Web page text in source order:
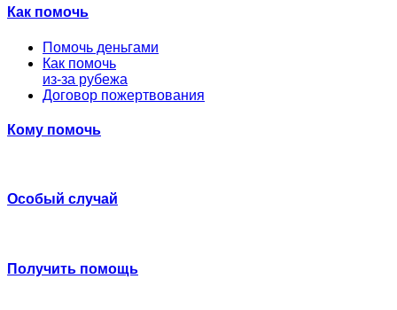
Как помочь
Помочь деньгами
Как помочь
из-за рубежа
Договор пожертвования
Кому помочь
Особый случай
Получить помощь